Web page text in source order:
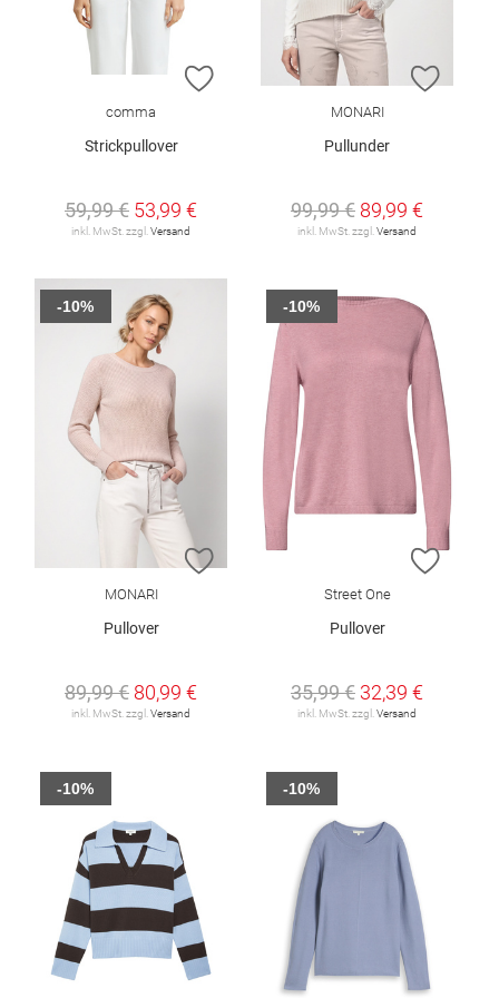
ZUR WUNSCHLISTE HINZUFÜGEN
comma
Strickpullover
59,99 € 53,99 €
inkl. MwSt. zzgl. Versand
ZUR
MONARI
Pullunder
99,99 € 89,99 €
inkl. MwSt. zzgl. Versand
ZUR WUNSCHLISTE HINZUFÜGEN
MONARI
Pullover
89,99 € 80,99 €
inkl. MwSt. zzgl. Versand
-10%
ZUR
Street One
Pullover
35,99 € 32,39 €
inkl. MwSt. zzgl. Versand
-10%
-10% -10%